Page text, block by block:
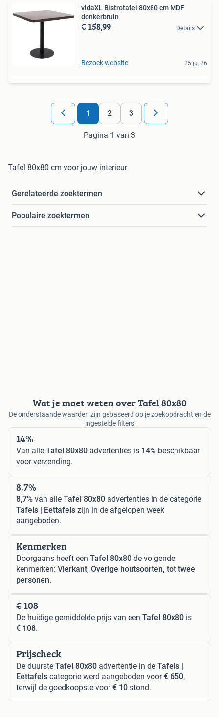
vidaXL Bistrotafel 80x80 cm MDF
donkerbruin
€ 158,99 Details
Bezoek website 25 jul 26
1 2 3
Pagina 1 van 3
Tafel 80x80 cm voor jouw interieur
Gerelateerde zoektermen
Populaire zoektermen
Wat je moet weten over Tafel 80x80
De onderstaande waarden zijn gebaseerd op je zoekopdracht en de
ingestelde filters
14%
Van alle Tafel 80x80 advertenties is 14% beschikbaar
voor verzending.
8,7%
8,7% van alle Tafel 80x80 advertenties in de categorie
Tafels | Eettafels zijn in de afgelopen week
aangeboden.
Kenmerken
Doorgaans heeft een Tafel 80x80 de volgende
kenmerken: Vierkant, Overige houtsoorten, tot twee
personen.
€ 108
De huidige gemiddelde prijs van een Tafel 80x80 is
€ 108.
Prijscheck
De duurste Tafel 80x80 advertentie in de Tafels |
Eettafels categorie werd aangeboden voor€ 650,
terwijl de goedkoopste voor€ 10 stond.